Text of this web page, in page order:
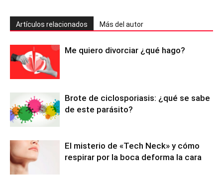
Artículos relacionados Más del autor
Me quiero divorciar ¿qué hago?
Brote de ciclosporiasis: ¿qué se sabe
de este parásito?
El misterio de «Tech Neck» y cómo
respirar por la boca deforma la cara